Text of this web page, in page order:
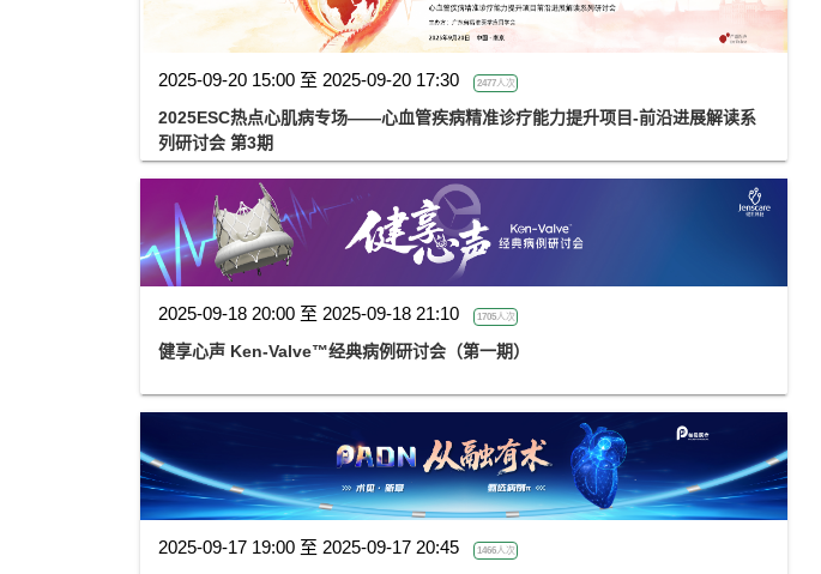
2025-09-20 15:00 至 2025-09-20 17:30 2477人次
2025ESC热点心肌病专场——心血管疾病精准诊疗能力提升项目-前沿进展解读系
列研讨会 第3期
2025-09-18 20:00 至 2025-09-18 21:10 1705人次
健享心声 Ken-Valve™经典病例研讨会（第一期）
2025-09-17 19:00 至 2025-09-17 20:45 1466人次